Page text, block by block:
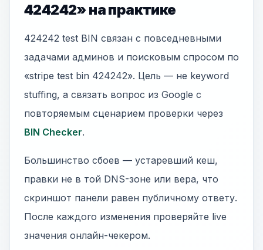
424242» на практике
424242 test BIN связан с повседневными
задачами админов и поисковым спросом по
«stripe test bin 424242». Цель — не keyword
stuffing, а связать вопрос из Google с
повторяемым сценарием проверки через
BIN Checker.
Большинство сбоев — устаревший кеш,
правки не в той DNS-зоне или вера, что
скриншот панели равен публичному ответу.
После каждого изменения проверяйте live
значения онлайн-чекером.